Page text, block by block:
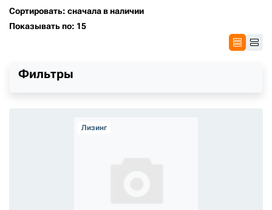
Сортировать: сначала в наличии
Показывать по: 15
Лизинг
Фильтры
3D тур по складам
sksale@skdst.ru